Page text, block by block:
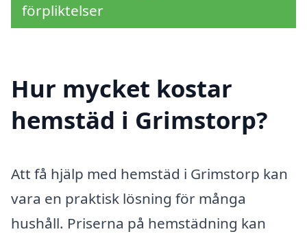
förpliktelser
Hur mycket kostar
hemstäd i Grimstorp?
Att få hjälp med hemstäd i Grimstorp kan
vara en praktisk lösning för många
hushåll. Priserna på hemstädning kan